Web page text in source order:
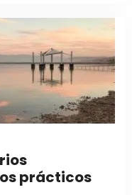
prácticos